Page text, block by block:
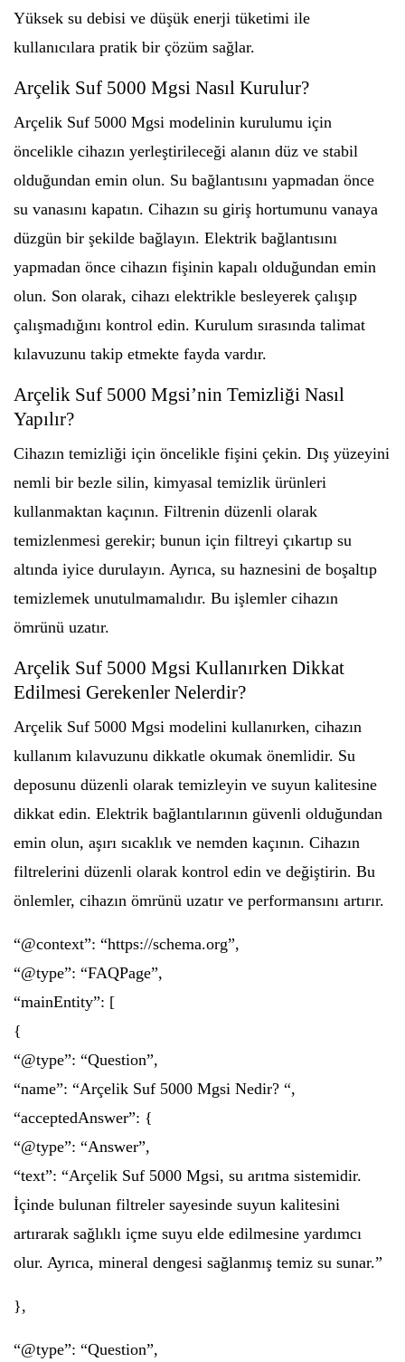
Yüksek su debisi ve düşük enerji tüketimi ile
kullanıcılara pratik bir çözüm sağlar.
Arçelik Suf 5000 Mgsi Nasıl Kurulur?
Arçelik Suf 5000 Mgsi modelinin kurulumu için
öncelikle cihazın yerleştirileceği alanın düz ve stabil
olduğundan emin olun. Su bağlantısını yapmadan önce
su vanasını kapatın. Cihazın su giriş hortumunu vanaya
düzgün bir şekilde bağlayın. Elektrik bağlantısını
yapmadan önce cihazın fişinin kapalı olduğundan emin
olun. Son olarak, cihazı elektrikle besleyerek çalışıp
çalışmadığını kontrol edin. Kurulum sırasında talimat
kılavuzunu takip etmekte fayda vardır.
Arçelik Suf 5000 Mgsi’nin Temizliği Nasıl
Yapılır?
Cihazın temizliği için öncelikle fişini çekin. Dış yüzeyini
nemli bir bezle silin, kimyasal temizlik ürünleri
kullanmaktan kaçının. Filtrenin düzenli olarak
temizlenmesi gerekir; bunun için filtreyi çıkartıp su
altında iyice durulayın. Ayrıca, su haznesini de boşaltıp
temizlemek unutulmamalıdır. Bu işlemler cihazın
ömrünü uzatır.
Arçelik Suf 5000 Mgsi Kullanırken Dikkat
Edilmesi Gerekenler Nelerdir?
Arçelik Suf 5000 Mgsi modelini kullanırken, cihazın
kullanım kılavuzunu dikkatle okumak önemlidir. Su
deposunu düzenli olarak temizleyin ve suyun kalitesine
dikkat edin. Elektrik bağlantılarının güvenli olduğundan
emin olun, aşırı sıcaklık ve nemden kaçının. Cihazın
filtrelerini düzenli olarak kontrol edin ve değiştirin. Bu
önlemler, cihazın ömrünü uzatır ve performansını artırır.
“@context”: “https://schema.org”,
“@type”: “FAQPage”,
“mainEntity”: [
{
“@type”: “Question”,
“name”: “Arçelik Suf 5000 Mgsi Nedir? “,
“acceptedAnswer”: {
“@type”: “Answer”,
“text”: “Arçelik Suf 5000 Mgsi, su arıtma sistemidir.
İçinde bulunan filtreler sayesinde suyun kalitesini
artırarak sağlıklı içme suyu elde edilmesine yardımcı
olur. Ayrıca, mineral dengesi sağlanmış temiz su sunar.”
},
“@type”: “Question”,